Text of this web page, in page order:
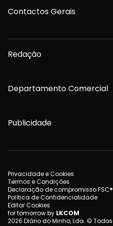
Contactos Gerais
Redação
Departamento Comercial
Publicidade
Privacidade e Cookies
Termos e Condições
Declaração de compromisso FSC®
Política de Confidencialidade
Editar Cookies
for tomorrow by LKCOM
2026 Diário do Minho, Lda. ©